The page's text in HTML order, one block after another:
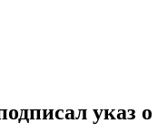
указ о